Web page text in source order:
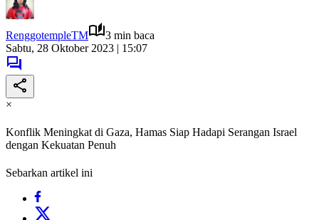
RenggotempleTM
3 min baca
Sabtu, 28 Oktober 2023 | 15:07
×
Konflik Meningkat di Gaza, Hamas Siap Hadapi Serangan Israel
dengan Kekuatan Penuh
Sebarkan artikel ini